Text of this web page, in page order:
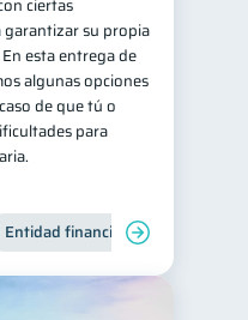
ciertas
garantizar su propia
esta entrega de
algunas opciones
de que tú o
para
Entidad financiera